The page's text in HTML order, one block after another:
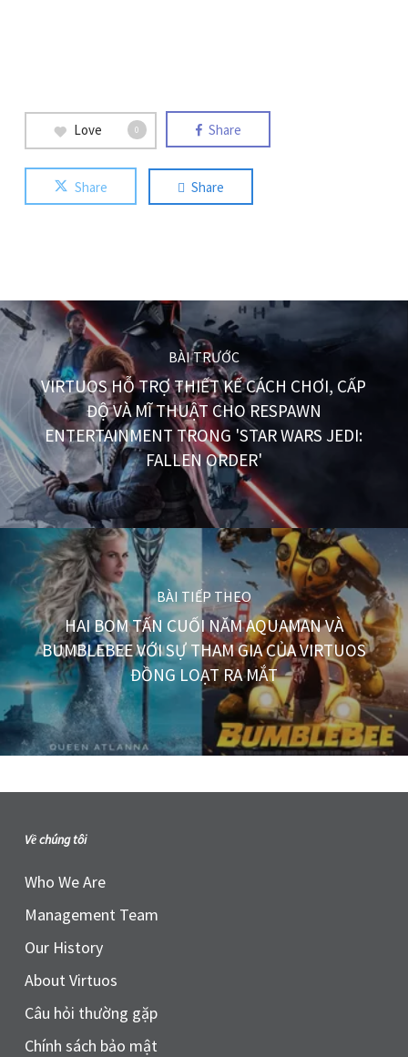
Love 0 Share
Share Share
BÀI TRƯỚC
VIRTUOS HỖ TRỢ THIẾT KẾ CÁCH CHƠI, CẤP
ĐỘ VÀ MĨ THUẬT CHO RESPAWN
ENTERTAINMENT TRONG 'STAR WARS JEDI:
FALLEN ORDER'
BÀI TIẾP THEO
HAI BOM TẤN CUỐI NĂM AQUAMAN VÀ
BUMBLEBEE VỚI SỰ THAM GIA CỦA VIRTUOS
ĐỒNG LOẠT RA MẮT
Về chúng tôi
Who We Are
Management Team
Our History
About Virtuos
Câu hỏi thường gặp
Chính sách bảo mật